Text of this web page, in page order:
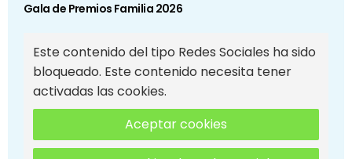
Gala de Premios Familia 2026
Este contenido del tipo Redes Sociales ha sido
bloqueado. Este contenido necesita tener
activadas las cookies.
Aceptar cookies